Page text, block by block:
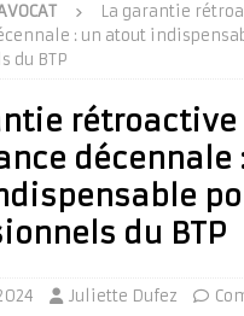
La garantie
: un atout
du BTP
rétroactive
décennale
du BTP
Juliette Dufez